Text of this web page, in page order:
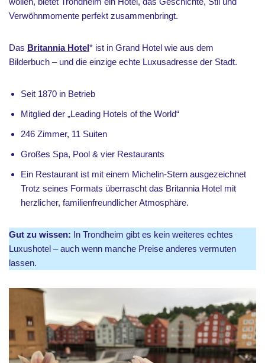
Verwöhnmomente perfekt zusammenbringt.
Das Britannia Hotel* ist in Grand Hotel wie aus dem
Bilderbuch – und die einzige echte Luxusadresse der Stadt.
Seit 1870 in Betrieb
Mitglied der „Leading Hotels of the World“
246 Zimmer, 11 Suiten
Großes Spa, Pool & vier Restaurants
Ein Restaurant ist mit einem Michelin-Stern ausgezeichnet
Trotz seines Formats überrascht das Britannia Hotel mit
herzlicher, familienfreundlicher Atmosphäre.
Gut zu wissen: In Trondheim gibt es kein weiteres echtes
Luxushotel – auch wenn manche Preise anderes vermuten
lassen.